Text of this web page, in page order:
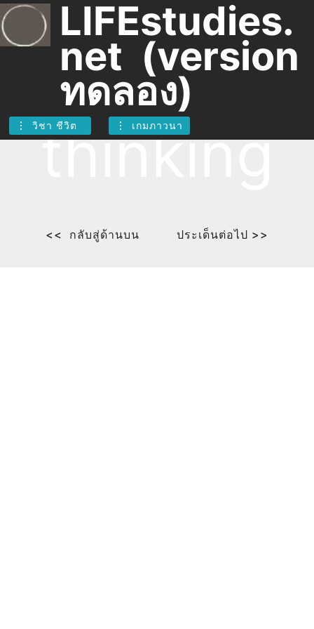
LIFEstudies.
net (version
ทดลอง)
วิชา ชีวิต เกมภาวนา
Algorith
mic
thinking
<< กลับสู่ด้านบน ประเด็นต่อไป >>